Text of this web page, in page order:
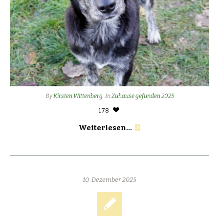
ByKirsten Wittenberg InZuhause gefunden 2025
178
Weiterlesen...
10. Dezember 2025